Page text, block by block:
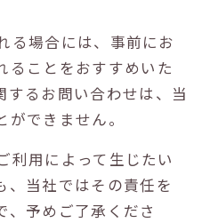
る場合には、事前にお
ることをおすすめいた
するお問い合わせは、当
できません。
利用によって生じたい
、当社ではその責任を
、予めご了承くださ